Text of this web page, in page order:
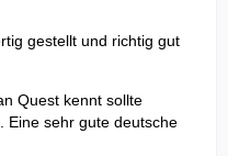
gestellt und richtig gut
Quest kennt sollte
Eine sehr gute deutsche